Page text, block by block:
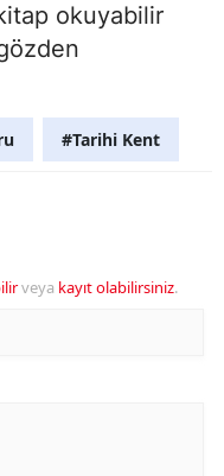
okuyabilir
#Tarihi Kent
veya kayıt olabilirsiniz.